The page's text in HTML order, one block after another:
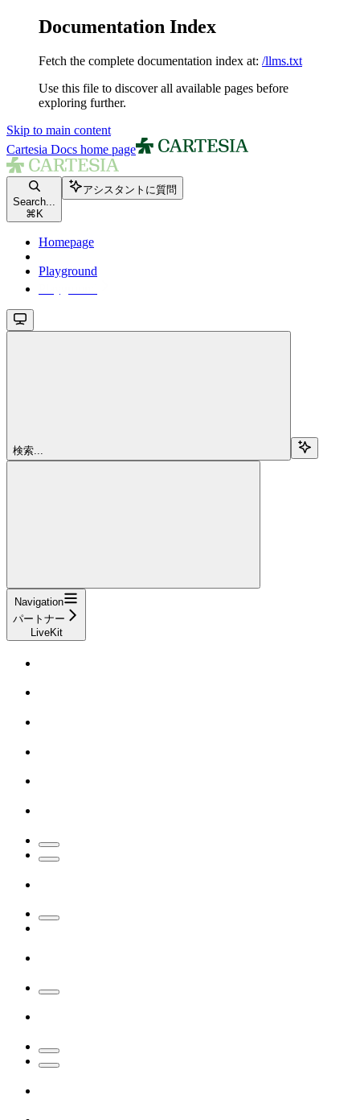
Documentation Index
Fetch the complete documentation index at: /llms.txt
Use this file to discover all available pages before
exploring further.
Skip to main content
Cartesia Docs home page
Search...
⌘ K
アシスタントに質問
Homepage
Playground
検索...
Navigation
パートナー
LiveKit